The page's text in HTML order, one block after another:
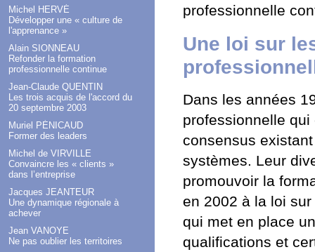
Michel HERVÉ
Développer une « culture de
l'apprenance »
Alain SIONNEAU
Refonder la formation
professionnelle continue
Jean-Claude QUENTIN
Les trois acquis de l'accord du
20 septembre 2003
Muriel PÉNICAUD
Former des leaders
Michel de VIRVILLE
Convaincre les « clients »
dans l’entreprise
Jacques JEANTEUR
Une dynamique régionale à
achever
Jean VANOYE
Ne pas oublier les territoires
professionnelle
Une loi sur
Dans les années
professionnelle
consensus
systèmes. Leur
promouvoir la
en 2002 à la loi
qui met en place
qualifications et